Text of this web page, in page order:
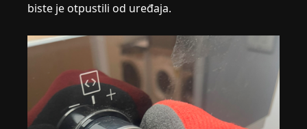
biste je otpustili od uređaja.